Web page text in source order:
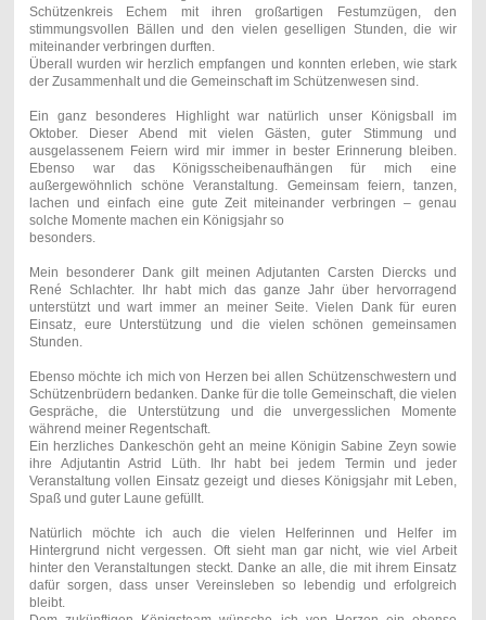
Schützenkreis Echem mit ihren großartigen Festumzügen, den
stimmungsvollen Bällen und den vielen geselligen Stunden, die wir
miteinander verbringen durften.
Überall wurden wir herzlich empfangen und konnten erleben, wie stark
der Zusammenhalt und die Gemeinschaft im Schützenwesen sind.
Ein ganz besonderes Highlight war natürlich unser Königsball im
Oktober. Dieser Abend mit vielen Gästen, guter Stimmung und
ausgelassenem Feiern wird mir immer in bester Erinnerung bleiben.
Ebenso war das Königsscheibenaufhängen für mich eine
außergewöhnlich schöne Veranstaltung. Gemeinsam feiern, tanzen,
lachen und einfach eine gute Zeit miteinander verbringen – genau
solche Momente machen ein Königsjahr so
besonders.
Mein besonderer Dank gilt meinen Adjutanten Carsten Diercks und
René Schlachter. Ihr habt mich das ganze Jahr über hervorragend
unterstützt und wart immer an meiner Seite. Vielen Dank für euren
Einsatz, eure Unterstützung und die vielen schönen gemeinsamen
Stunden.
Ebenso möchte ich mich von Herzen bei allen Schützenschwestern und
Schützenbrüdern bedanken. Danke für die tolle Gemeinschaft, die vielen
Gespräche, die Unterstützung und die unvergesslichen Momente
während meiner Regentschaft.
Ein herzliches Dankeschön geht an meine Königin Sabine Zeyn sowie
ihre Adjutantin Astrid Lüth. Ihr habt bei jedem Termin und jeder
Veranstaltung vollen Einsatz gezeigt und dieses Königsjahr mit Leben,
Spaß und guter Laune gefüllt.
Natürlich möchte ich auch die vielen Helferinnen und Helfer im
Hintergrund nicht vergessen. Oft sieht man gar nicht, wie viel Arbeit
hinter den Veranstaltungen steckt. Danke an alle, die mit ihrem Einsatz
dafür sorgen, dass unser Vereinsleben so lebendig und erfolgreich
bleibt.